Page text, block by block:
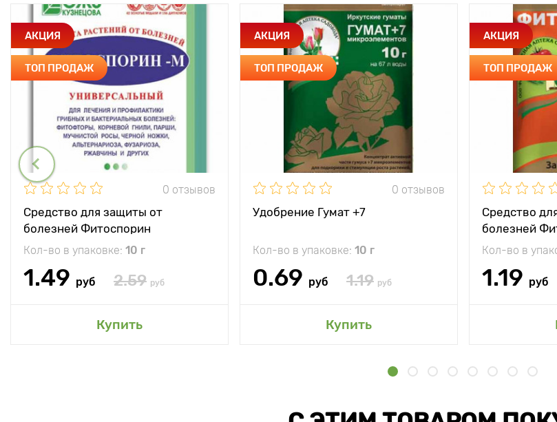
АКЦИЯ
ТОП ПРОДАЖ
0 отзывов
Средство для защиты от
болезней Фитоспорин
Кол-во в упаковке: 10 г
1.49 руб 2.59 руб
Купить
АКЦИЯ
ТОП ПРОДАЖ
0 отзывов
Удобрение Гумат +7
Кол-во в упаковке: 10 г
0.69 руб 1.19 руб
Купить
АКЦИЯ
ТОП ПРОДАЖ
Средство
болезней
Кол-во в
1.19 руб